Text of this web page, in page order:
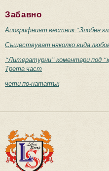
Забавно
Апокрифният вестник “Злобен
Съществуват няколко вида
“Литературни” коментари под
Трета част
чети по-нататък